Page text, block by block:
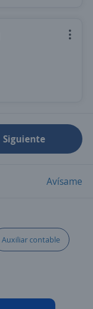
Siguiente
Avísame
Auxiliar contable